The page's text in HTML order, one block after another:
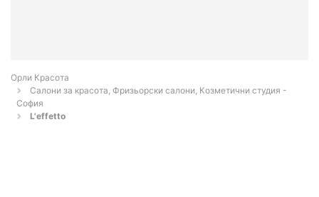
Орли Красота
Салони за красота, Фризьорски салони, Козметични студия -
София
L'effetto